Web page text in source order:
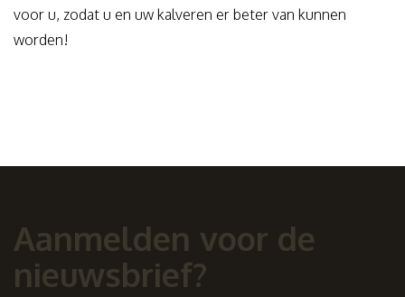
voor u, zodat u en uw kalveren er beter van kunnen
worden!
Aanmelden voor de
nieuwsbrief?